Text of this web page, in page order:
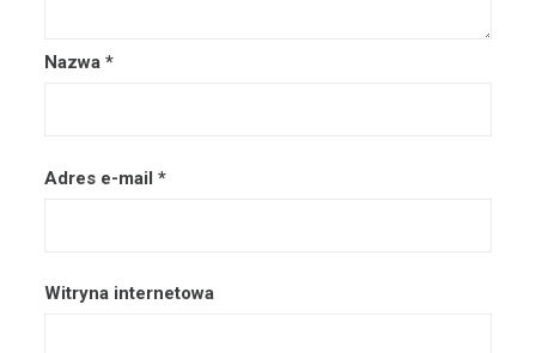
Nazwa*
Adres e-mail*
Witryna internetowa